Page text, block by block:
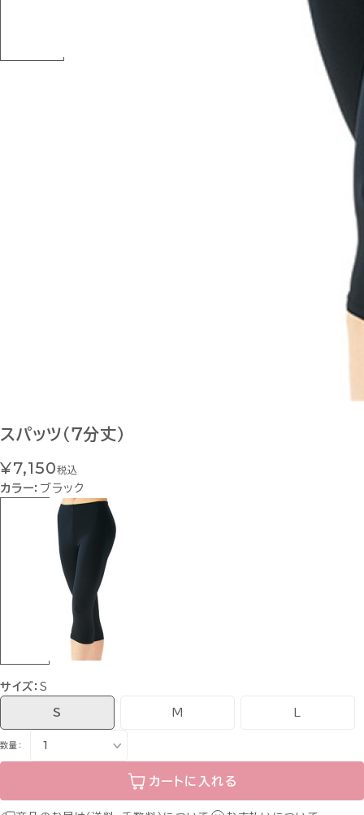
スパッツ（７分丈）
¥7,150税込
カラー： ブラック
サイズ：S
S M
数量：
カートに入れる